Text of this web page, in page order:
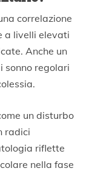
correlazione
a livelli elevati
Anche un
sonno regolari
un disturbo
radici
riflette
nella fase